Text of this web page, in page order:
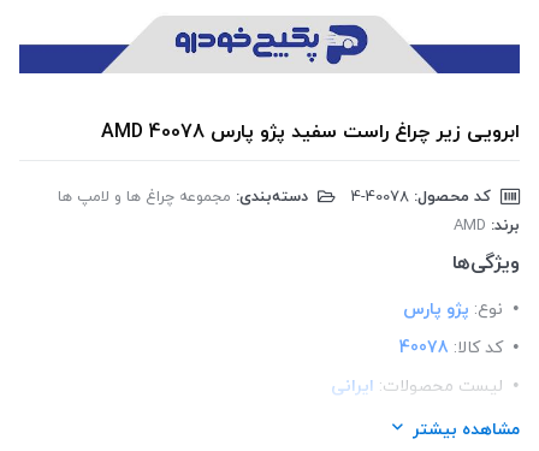
ابرویی زیر چراغ راست سفید پژو پارس 40078 AMD
کد محصول: دسته‌بندی: مجموعه چراغ ها و لامپ ها
برند: AMD
ویژگی‌ها
نوع: پژو پارس
کد کالا: 40078
لیست محصولات: ایرانی
برند:AMD
مشاهده بیشتر